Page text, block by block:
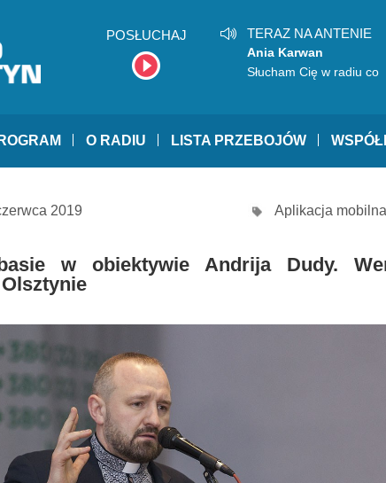
POSŁUCHAJ TERAZ NA ANTENIE
Ania Karwan
Słucham Cię w radiu co
O RADIU LISTA PRZEBOJÓW
2019 Aplikacja mobilna
w obiektywie Andrija Dudy.